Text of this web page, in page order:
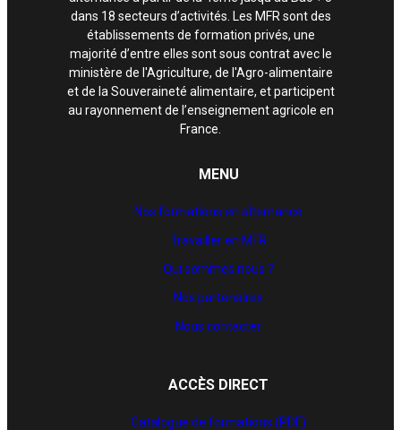
dans 18 secteurs d’activités. Les MFR sont des
établissements de formation privés, une
majorité d’entre elles sont sous contrat avec le
ministère de l'Agriculture, de l'Agro-alimentaire
et de la Souveraineté alimentaire, et participent
au rayonnement de l’enseignement agricole en
France.
MENU
Nos formations en alternance
Travailler en MFR
Qui sommes nous ?
Nos partenaires
Nous contacter
ACCÈS DIRECT
Catalogue de formations (PDF)